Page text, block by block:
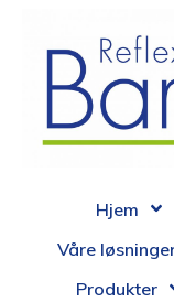
Hjem
Våre
Produkter